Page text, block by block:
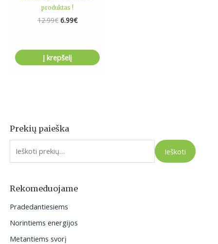
Prekių paieška
I
e
o
:
Ieškoti
Rekomeduojame
Pradedantiesiems
Norintiems energijos
Metantiems svorį
produktas !
12.99€ 6.99€
Į krepšelį